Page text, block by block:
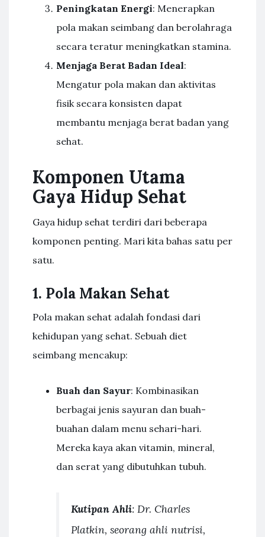
Peningkatan Energi: Menerapkan
pola makan seimbang dan berolahraga
secara teratur meningkatkan stamina.
Menjaga Berat Badan Ideal:
Mengatur pola makan dan aktivitas
fisik secara konsisten dapat
membantu menjaga berat badan yang
sehat.
Komponen Utama
Gaya Hidup Sehat
Gaya hidup sehat terdiri dari beberapa
komponen penting. Mari kita bahas satu per
satu.
1. Pola Makan Sehat
Pola makan sehat adalah fondasi dari
kehidupan yang sehat. Sebuah diet
seimbang mencakup:
Buah dan Sayur: Kombinasikan
berbagai jenis sayuran dan buah-
buahan dalam menu sehari-hari.
Mereka kaya akan vitamin, mineral,
dan serat yang dibutuhkan tubuh.
Kutipan Ahli: Dr. Charles
Platkin, seorang ahli nutrisi,